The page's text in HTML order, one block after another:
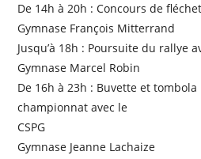
De 14h à 20h : Concours de
Gymnase François Mitterrand
Jusqu’à 18h : Poursuite du rallye
Gymnase Marcel Robin
De 16h à 23h : Buvette et
championnat avec le
CSPG
Gymnase Jeanne Lachaize